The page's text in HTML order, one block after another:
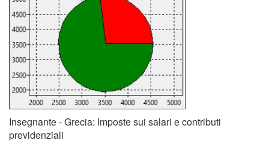
Insegnante - Grecia: Imposte sui salari e contributi
previdenziali